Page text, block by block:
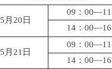
5月20日
09：
14：
5月21日
09：
14：